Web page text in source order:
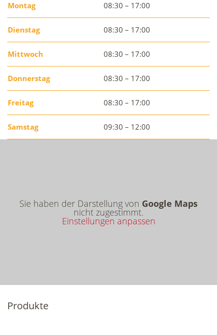
Montag 08:30 – 17:00
Dienstag 08:30 – 17:00
Mittwoch 08:30 – 17:00
Donnerstag 08:30 – 17:00
Freitag 08:30 – 17:00
Samstag 09:30 – 12:00
Sie haben der Darstellung von Google Maps
nicht zugestimmt.
Einstellungen anpassen
Produkte